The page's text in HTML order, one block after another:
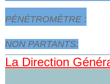
PÉNÉTROMÈTRE :
NON PARTANTS:
La Direction